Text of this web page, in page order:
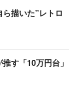
描いた”レトロ
す「10万円台」